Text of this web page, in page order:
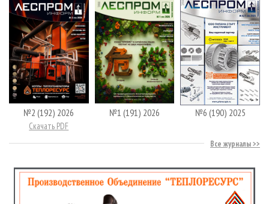
№2 (192) 2026
Скачать PDF
№1 (191) 2026 №6 (190) 2025
Все журналы